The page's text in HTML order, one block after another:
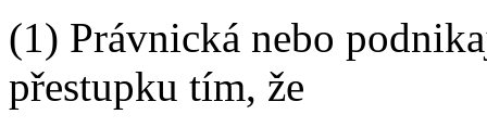
(1) Právnická nebo
přestupku tím, že